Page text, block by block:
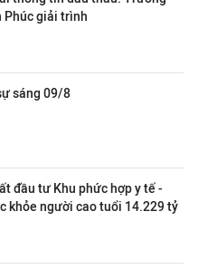
Phúc giải trình
sáng 09/8
đầu tư Khu phức hợp y tế -
khỏe người cao tuổi 14.229 tỷ